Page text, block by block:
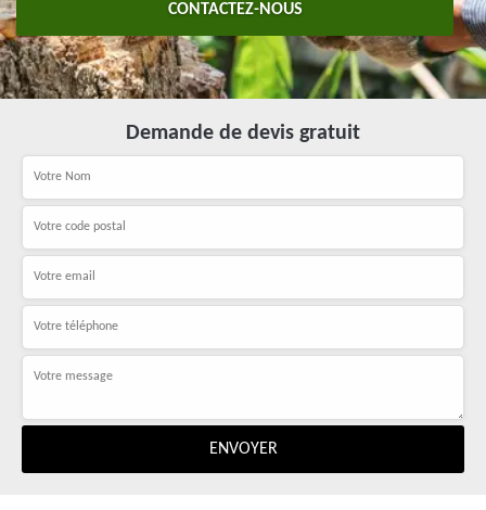
CONTACTEZ-NOUS
Demande de devis gratuit